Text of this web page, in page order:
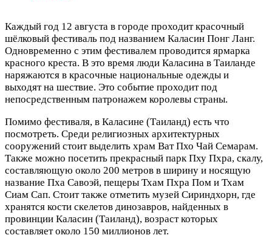
Каждый год 12 августа в городе проходит красочный
шёлковый фестиваль под названием Каласин Понг Ланг.
Одновременно с этим фестивалем проводится ярмарка
красного креста. В это время люди Каласина в Таиланде
наряжаются в красочные национальные одежды и
выходят на шествие. Это событие проходит под
непосредственным патронажем королевы страны.
Помимо фестиваля, в Каласине (Таиланд) есть что
посмотреть. Среди религиозных архитектурных
сооружений стоит выделить храм Ват Пхо Чай Семарам.
Также можно посетить прекрасный парк Пху Пхра, скалу,
составляющую около 200 метров в ширину и носящую
название Пха Савоэй, пещеры Тхам Пхра Пом и Тхам
Сиам Сап. Стоит также отметить музей Сириндхорн, где
хранятся кости скелетов динозавров, найденных в
провинции Каласин (Таиланд), возраст которых
составляет около 150 миллионов лет.